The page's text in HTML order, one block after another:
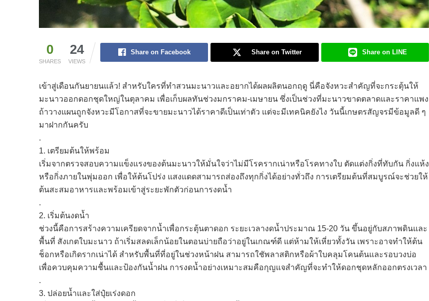
0
SHARES
24
VIEWS
Share on Facebook Share on Twitter Share on LINE
เข้าสู่เดือนกันยายนแล้ว! สำหรับใครที่ทำสวนมะนาวและอยากได้ผลผลิตนอกฤดู นี่คือจังหวะสำคัญที่จะกระตุ้นให้
มะนาวออกดอกชุดใหญ่ในตุลาคม เพื่อเก็บผลทันช่วงมกราคม-เมษายน ซึ่งเป็นช่วงที่มะนาวขาดตลาดและราคาแพง
ถ้าวางแผนถูกจังหวะมีโอกาสที่จะขายมะนาวได้ราคาดีเป็นเท่าตัว แต่จะมีเทคนิคยังไง วันนี้เกษตรสัญจรมีข้อมูลดี ๆ
มาฝากกันครับ
.
1. เตรียมต้นให้พร้อม
เริ่มจากตรวจสอบความแข็งแรงของต้นมะนาวให้มั่นใจว่าไม่มีโรครากเน่าหรือโรคทางใบ ตัดแต่งกิ่งที่ทับกัน กิ่งแห้ง
หรือกิ่งภายในพุ่มออก เพื่อให้ต้นโปร่ง แสงแดดสามารถส่องถึงทุกกิ่งได้อย่างทั่วถึง การเตรียมต้นที่สมบูรณ์จะช่วยให้
ต้นสะสมอาหารและพร้อมเข้าสู่ระยะพักตัวก่อนการงดน้ำ
.
2. เริ่มต้นงดน้ำ
ช่วงนี้คือการสร้างความเครียดจากน้ำเพื่อกระตุ้นตาดอก ระยะเวลางดน้ำประมาณ 15-20 วัน ขึ้นอยู่กับสภาพดินและ
พื้นที่ สังเกตใบมะนาว ถ้าเริ่มสลดเล็กน้อยในตอนบ่ายถือว่าอยู่ในเกณฑ์ดี แต่ห้ามให้เหี่ยวทั้งวัน เพราะอาจทำให้ต้น
ช็อกหรือเกิดรากเน่าได้ สำหรับพื้นที่ที่อยู่ในช่วงหน้าฝน สามารถใชัพลาสติกหรือผ้าใบคลุมโคนต้นและรอบวงบ่อ
เพื่อควบคุมความชื้นและป้องกันน้ำฝน การงดน้ำอย่างเหมาะสมคือกุญแจสำคัญที่จะทำให้ดอกชุดหลักออกตรงเวลา
.
3. ปล่อยน้ำและใส่ปุ๋ยเร่งดอก